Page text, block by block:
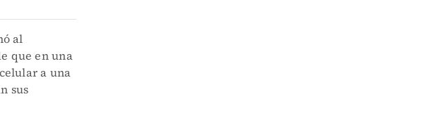
al
que en una
a una
sus